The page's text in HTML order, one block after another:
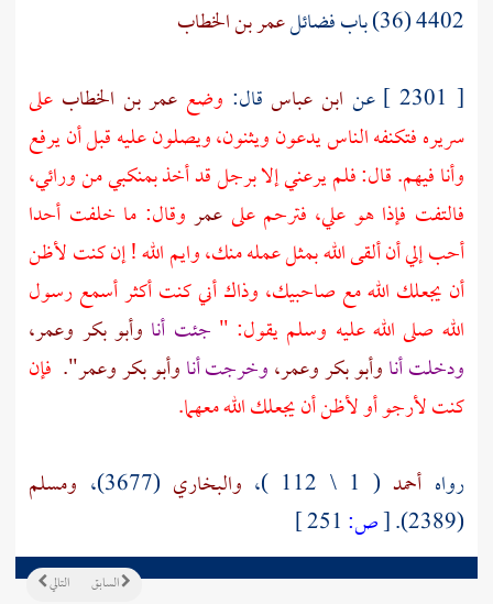
4402 (36) باب فضائل
عمر بن الخطاب
[ 2301 ] عن
ابن عباس قال: وضع عمر بن الخطاب على
سريره فتكنفه الناس يدعون ويثنون، ويصلون عليه قبل أن يرفع
وأنا فيهم. قال: فلم يرعني إلا برجل قد أخذ بمنكبي من ورائي،
فالتفت فإذا هو علي، فترحم على عمر وقال: ما خلفت أحدا
أحب إلي أن ألقى الله بمثل عمله منك، وايم الله ! إن كنت لأظن
أن يجعلك الله مع صاحبيك، وذاك أني كنت أكثر أسمع رسول
الله صلى الله عليه وسلم يقول: " جئت أنا وأبو بكر وعمر،
ودخلت أناوأبو بكروعمر،وخرجت أناوأبو بكروعمر". فإن
كنت لأرجو أو لأظن أن يجعلك الله معهما.
رواه أحمد ( 1 \ 112 )، والبخاري (3677)،
ومسلم
(2389).
[ص:
التالي السابق